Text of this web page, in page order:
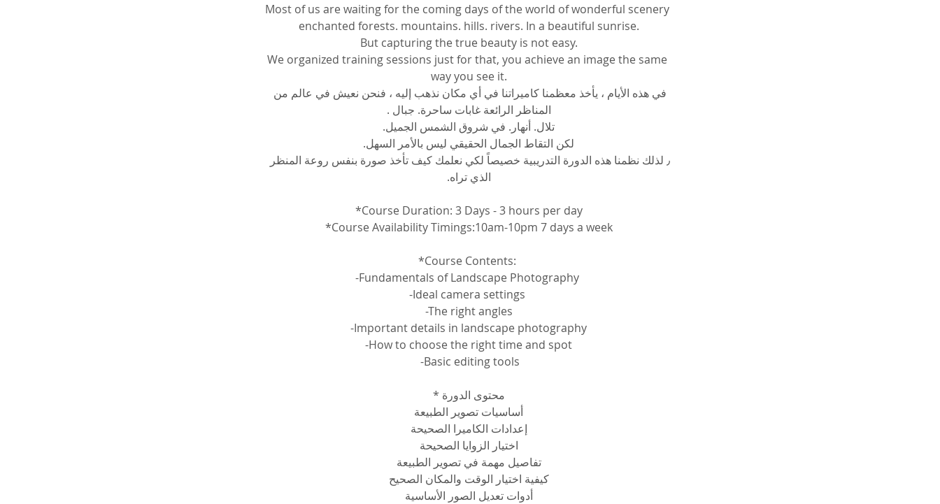
Most of us are waiting for the coming days of the world of wonderful scenery
enchanted forests. mountains. hills. rivers. In a beautiful sunrise.
But capturing the true beauty is not easy.
We organized training sessions just for that, you achieve an image the same
way you see it.
في هذه الأيام ، يأخذ معظمنا كاميراتنا في أي مكان نذهب إليه ، فنحن نعيش في عالم من
المناظر الرائعة غابات ساحرة. جبال .
تلال. أنهار. في شروق الشمس الجميل.
لكن التقاط الجمال الحقيقي ليس بالأمر السهل.
٫ لذلك نظمنا هذه الدورة التدريبية خصيصاً لكي نعلمك كيف تأخذ صورة بنفس روعة المنظر
الذي تراه.
*Course Duration: 3 Days - 3 hours per day
*Course Availability Timings:10am-10pm 7 days a week
*Course Contents:
-Fundamentals of Landscape Photography
-Ideal camera settings
-The right angles
-Important details in landscape photography
-How to choose the right time and spot
-Basic editing tools
محتوى الدورة *
أساسيات تصوير الطبيعة
إعدادات الكاميرا الصحيحة
اختيار الزوايا الصحيحة
تفاصيل مهمة في تصوير الطبيعة
كيفية اختيار الوقت والمكان الصحيح
أدوات تعديل الصور الأساسية